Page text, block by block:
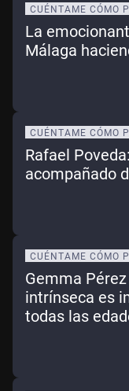
CUÉNTAME CÓMO
La
Málaga
CUÉNTAME CÓMO
Rafael
acompañado
CUÉNTAME CÓMO
Gemma
intrínseca es
todas las